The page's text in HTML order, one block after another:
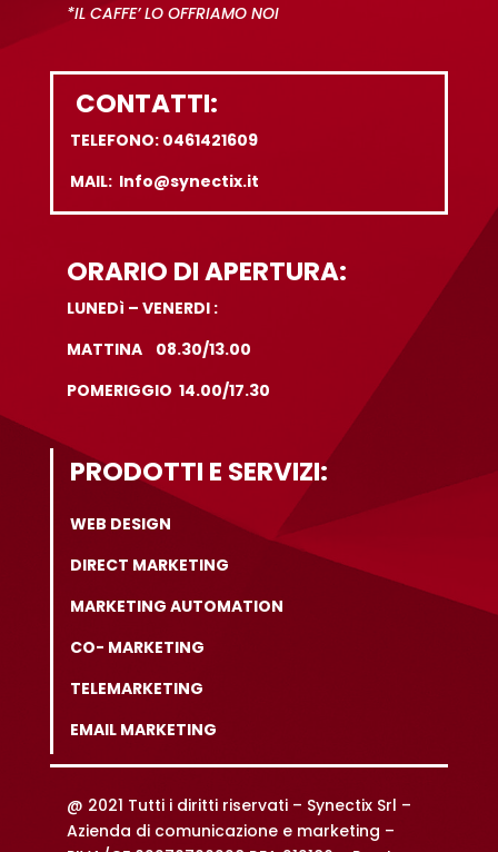
*IL CAFFE’ LO OFFRIAMO NOI
CONTATTI:
TELEFONO: 0461421609
MAIL: Info@synectix.it
ORARIO DI APERTURA:
LUNEDì – VENERDI :
MATTINA 08.30/13.00
POMERIGGIO 14.00/17.30
PRODOTTI E SERVIZI:
WEB DESIGN
DIRECT MARKETING
MARKETING AUTOMATION
CO- MARKETING
TELEMARKETING
EMAIL MARKETING
@ 2021 Tutti i diritti riservati – Synectix Srl –
Azienda di comunicazione e marketing –